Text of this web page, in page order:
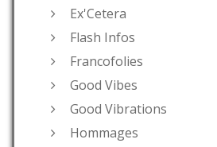
Ex'Cetera
Flash Infos
Francofolies
Good Vibes
Good Vibrations
Hommages